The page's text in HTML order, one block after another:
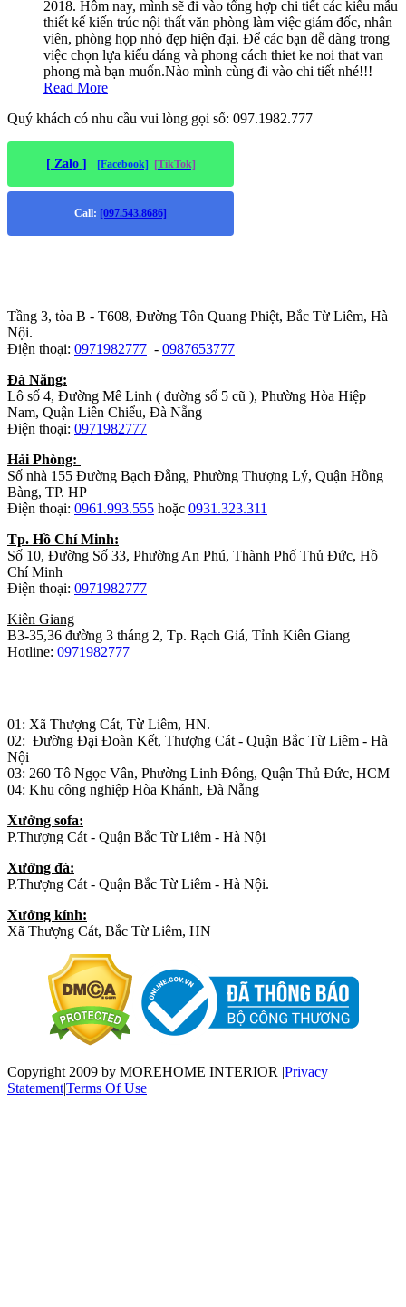
2018. Hôm nay, mình sẽ đi vào tổng hợp chi tiết các kiểu mẫu
thiết kế kiến trúc nội thất văn phòng làm việc giám đốc, nhân
viên, phòng họp nhỏ đẹp hiện đại. Để các bạn dễ dàng trong
việc chọn lựa kiểu dáng và phong cách thiet ke noi that van
phong mà bạn muốn.Nào mình cùng đi vào chi tiết nhé!!!
Read More
Quý khách có nhu cầu vui lòng gọi số: 097.1982.777
[ Zalo ] [Facebook] [TikTok]
Call: [097.543.8686]
Tầng 3, tòa B - T608, Đường Tôn Quang Phiệt, Bắc Từ Liêm, Hà
Nội.
Điện thoại: 0971982777 - 0987653777
Đà Năng:
Lô số 4, Đường Mê Linh ( đường số 5 cũ ), Phường Hòa Hiệp
Nam, Quận Liên Chiểu, Đà Nẵng
Điện thoại: 0971982777
Hải Phòng:
Số nhà 155 Đường Bạch Đằng, Phường Thượng Lý, Quận Hồng
Bàng, TP. HP
Điện thoại: 0961.993.555 hoặc 0931.323.311
Tp. Hồ Chí Minh:
Số 10, Đường Số 33, Phường An Phú, Thành Phố Thủ Đức, Hồ
Chí Minh
Điện thoại: 0971982777
Kiên Giang
B3-35,36 đường 3 tháng 2, Tp. Rạch Giá, Tỉnh Kiên Giang
Hotline: 0971982777
01: Xã Thượng Cát, Từ Liêm, HN.
02: Đường Đại Đoàn Kết, Thượng Cát - Quận Bắc Từ Liêm - Hà
Nội
03: 260 Tô Ngọc Vân, Phường Linh Đông, Quận Thủ Đức, HCM
04: Khu công nghiệp Hòa Khánh, Đà Nẵng
Xưởng sofa:
P.Thượng Cát - Quận Bắc Từ Liêm - Hà Nội
Xưởng đá:
P.Thượng Cát - Quận Bắc Từ Liêm - Hà Nội.
Xưởng kính:
Xã Thượng Cát, Bắc Từ Liêm, HN
Copyright 2009 by MOREHOME INTERIOR |Privacy
Statement|Terms Of Use